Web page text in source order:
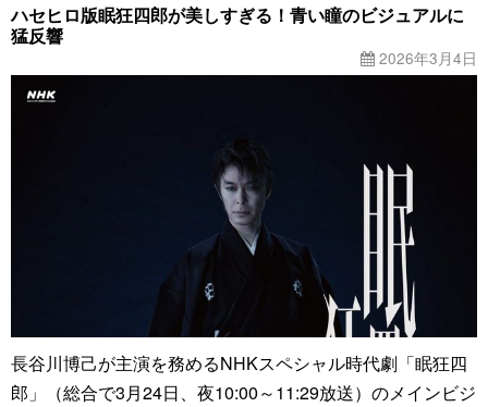
ハセヒロ版眠狂四郎が美しすぎる！青い瞳のビジュアルに
猛反響
2026年3月4日
長谷川博己が主演を務めるNHKスペシャル時代劇「眠狂四
郎」（総合で3月24日、夜10:00～11:29放送）のメインビジ